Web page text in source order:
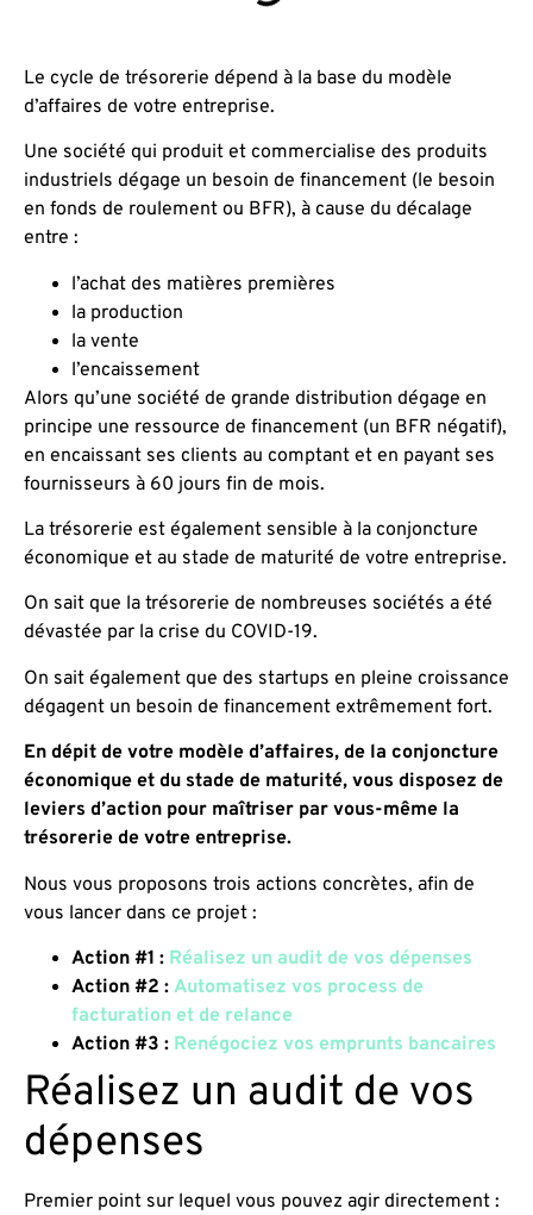
Le cycle de trésorerie dépend à la base du modèle
d’affaires de votre entreprise.
Une société qui produit et commercialise des produits
industriels dégage un besoin de financement (le besoin
en fonds de roulement ou BFR), à cause du décalage
entre :
l’achat des matières premières
la production
la vente
l’encaissement
Alors qu’une société de grande distribution dégage en
principe une ressource de financement (un BFR négatif),
en encaissant ses clients au comptant et en payant ses
fournisseurs à 60 jours fin de mois.
La trésorerie est également sensible à la conjoncture
économique et au stade de maturité de votre entreprise.
On sait que la trésorerie de nombreuses sociétés a été
dévastée par la crise du COVID-19.
On sait également que des startups en pleine croissance
dégagent un besoin de financement extrêmement fort.
En dépit de votre modèle d’affaires, de la conjoncture
économique et du stade de maturité, vous disposez de
leviers d’action pour maîtriser par vous-même la
trésorerie de votre entreprise.
Nous vous proposons trois actions concrètes, afin de
vous lancer dans ce projet :
Action #1 : Réalisez un audit de vos dépenses
Action #2 : Automatisez vos process de
facturation et de relance
Action #3 : Renégociez vos emprunts bancaires
Réalisez un audit de vos
dépenses
Premier point sur lequel vous pouvez agir directement :